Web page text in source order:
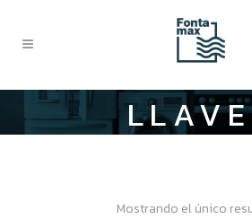
Mostrando el único